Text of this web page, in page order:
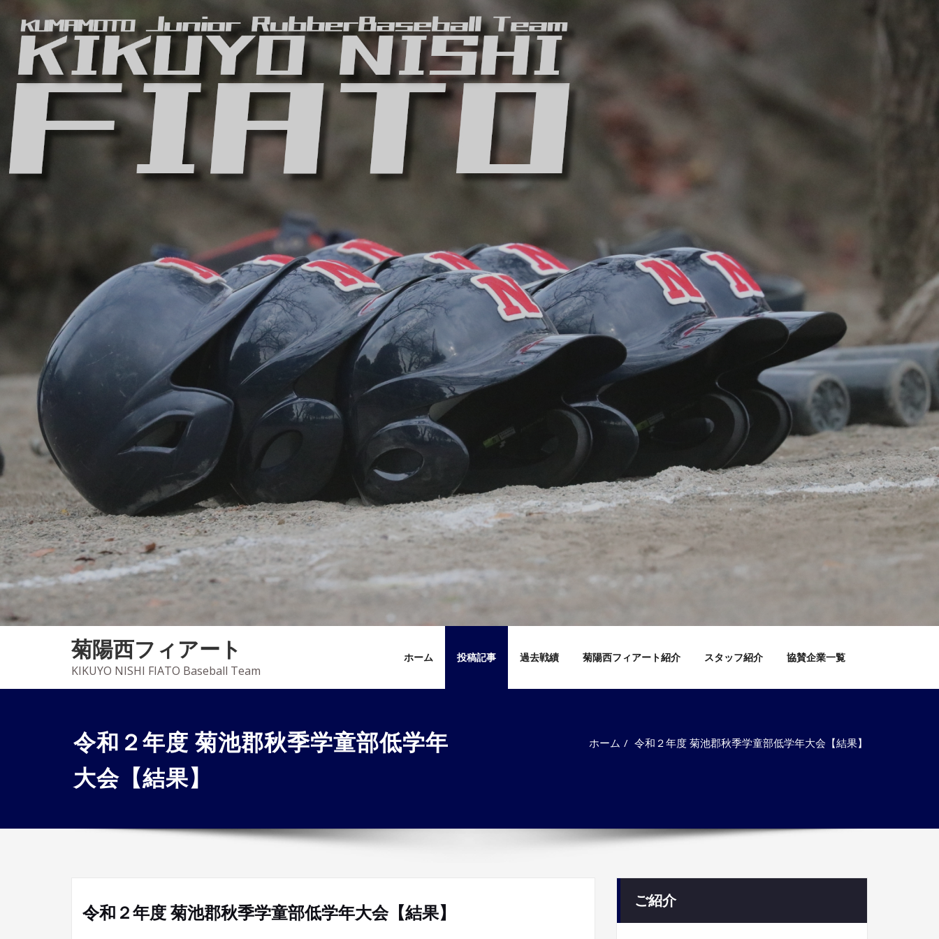
菊陽西フィアート
KIKUYO NISHI FIATO Baseball Team
ホーム 投稿記事 過去戦績 菊陽西フィアート紹介 スタッフ紹介 協賛企業一覧
令和２年度 菊池郡秋季学童部低学年
大会【結果】
ホーム 令和２年度 菊池郡秋季学童部低学年大会【結果】
令和２年度 菊池郡秋季学童部低学年大会【結果】
ご紹介